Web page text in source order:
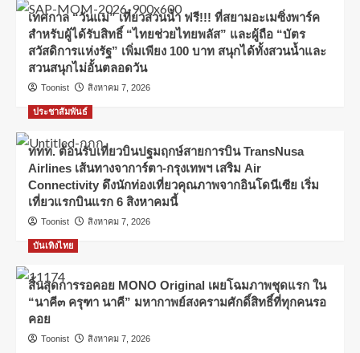
เทศกาล “วันแม่” เที่ยวสวนน้ำ ฟรี!!! ที่สยามอะเมซิ่งพาร์ค
สำหรับผู้ได้รับสิทธิ์ “ไทยช่วยไทยพลัส” และผู้ถือ “บัตร
สวัสดิการแห่งรัฐ” เพิ่มเพียง 100 บาท สนุกได้ทั้งสวนน้ำและ
สวนสนุกไม่อั้นตลอดวัน
Toonist สิงหาคม 7, 2026
ประชาสัมพันธ์
ททท. ต้อนรับเที่ยวบินปฐมฤกษ์สายการบิน TransNusa
Airlines เส้นทางจาการ์ตา-กรุงเทพฯ เสริม Air
Connectivity ดึงนักท่องเที่ยวคุณภาพจากอินโดนีเซีย เริ่ม
เที่ยวแรกบินแรก 6 สิงหาคมนี้
Toonist สิงหาคม 7, 2026
บันเทิงไทย
สิ้นสุดการรอคอย MONO Original เผยโฉมภาพชุดแรก ใน
“นาคี๓ ครุฑา นาคี” มหากาพย์สงครามศักดิ์สิทธิ์ที่ทุกคนรอ
คอย
Toonist สิงหาคม 7, 2026